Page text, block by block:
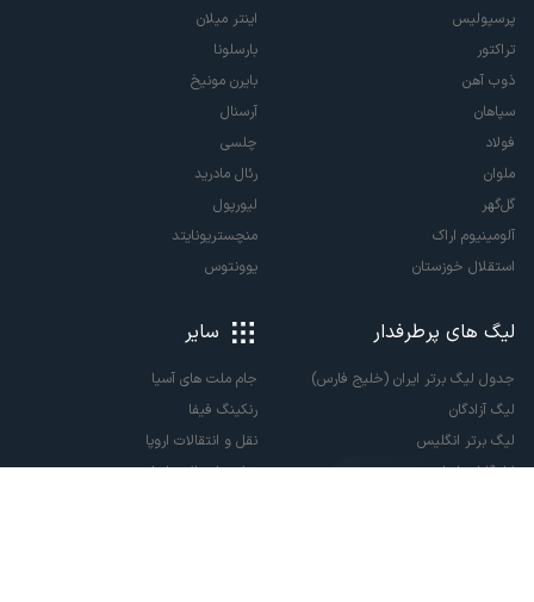
پرسپولیس
تراکتور
ذوب آهن
سپاهان
فولاد
ملوان
گل‌گهر
آلومینیوم اراک
استقلال خوزستان
اینتر میلان
بارسلونا
بایرن مونیخ
آرسنال
چلسی
رئال مادرید
لیورپول
منچستریونایتد
یوونتوس
لیگ های پرطرفدار
جدول لیگ برتر ایران (خلیج فارس)
لیگ آزادگان
لیگ برتر انگلیس
لالیگا اسپانیا
سایر
جام ملت های آسیا
رنکینگ فیفا
نقل و انتقالات اروپا
نقل و انتقالات ایران